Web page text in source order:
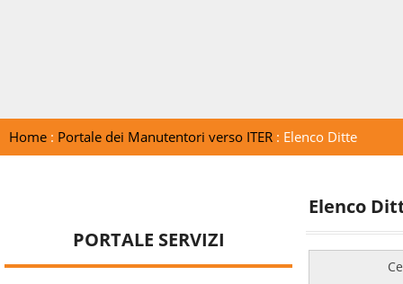
Home: Portale dei Manutentori verso ITER: Elenco Ditte
PORTALE SERVIZI
Elenco